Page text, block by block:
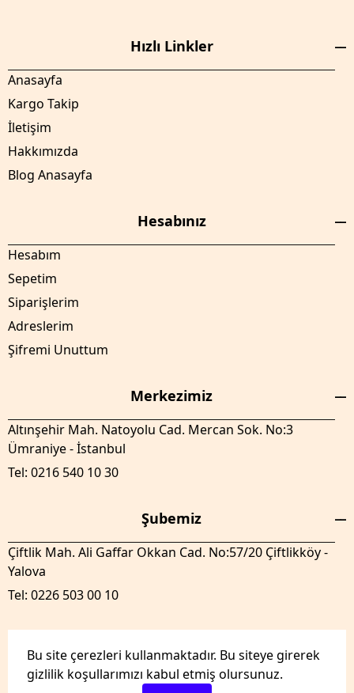
Bu site çerezleri kullanmaktadır. Bu siteye girerek
gizlilik koşullarımızı kabul etmiş olursunuz.
Hızlı Linkler
Anasayfa
Kargo Takip
İletişim
Hakkımızda
Blog Anasayfa
Hesabınız
Hesabım
Sepetim
Siparişlerim
Adreslerim
Şifremi Unuttum
Merkezimiz
Altınşehir Mah. Natoyolu Cad. Mercan Sok. No:3
Ümraniye - İstanbul
Tel: 0216 540 10 30
Şubemiz
Çiftlik Mah. Ali Gaffar Okkan Cad. No:57/20 Çiftlikköy -
Yalova
Tel: 0226 503 00 10